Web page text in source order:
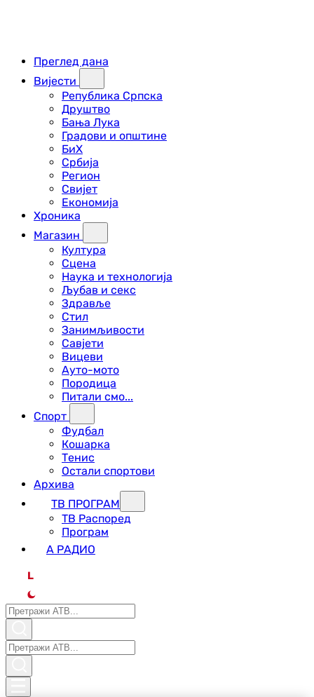
Преглед дана
Вијести
Република Српска
Друштво
Бања Лука
Градови и општине
БиХ
Србија
Регион
Свијет
Економија
Хроника
Магазин
Култура
Сцена
Наука и технологија
Љубав и секс
Здравље
Стил
Занимљивости
Савјети
Вицеви
Ауто-мото
Породица
Питали смо...
Спорт
Фудбал
Кошарка
Тенис
Остали спортови
Архива
ТВ ПРОГРАМ
ТВ Распоред
Програм
А РАДИО
L